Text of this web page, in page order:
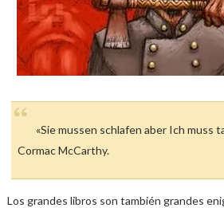
«Sie mussen schlafen aber Ich muss
Cormac McCarthy.
Los grandes libros son también grandes